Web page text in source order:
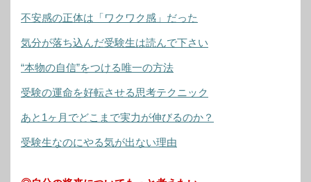
不安感の正体は「ワクワク感」だった
気分が落ち込んだ受験生は読んで下さい
“本物の自信”をつける唯一の方法
受験の運命を好転させる思考テクニック
あと1ヶ月でどこまで実力が伸びるのか？
受験生なのにやる気が出ない理由